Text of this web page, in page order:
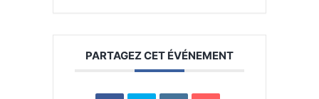
PARTAGEZ CET ÉVÉNEMENT